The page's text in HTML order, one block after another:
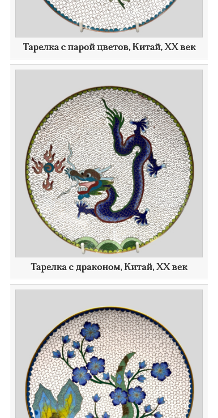
Тарелка с парой цветов, Китай, XX век
​Тарелка с драконом, Китай, XX век